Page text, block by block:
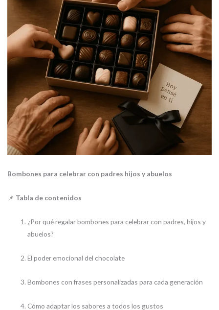
Bombones para celebrar con padres hijos y abuelos
📌 Tabla de contenidos
¿Por qué regalar bombones para celebrar con padres, hijos y
abuelos?
El poder emocional del chocolate
Bombones con frases personalizadas para cada generación
Cómo adaptar los sabores a todos los gustos